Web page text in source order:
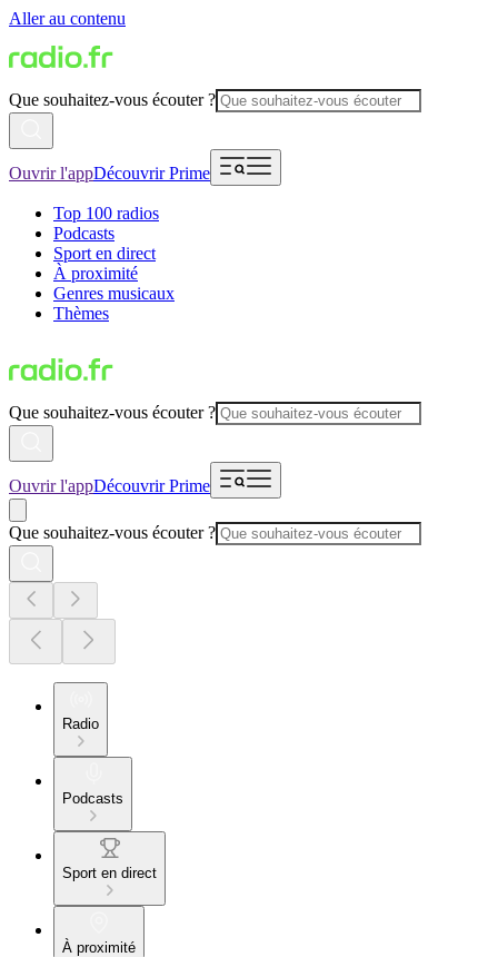
Aller au contenu
Que souhaitez-vous écouter ?
Ouvrir l'appDécouvrir Prime
Top 100 radios
Podcasts
Sport en direct
À proximité
Genres musicaux
Thèmes
Que souhaitez-vous écouter ?
Ouvrir l'appDécouvrir Prime
Que souhaitez-vous écouter ?
Radio
Podcasts
Sport en direct
À proximité